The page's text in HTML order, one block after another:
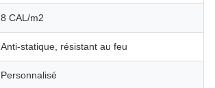
8 CAL/m2
Anti-statique, résistant au feu
Personnalisé